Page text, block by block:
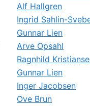
Alf Hallgren
Ingrid Sahlin-
Gunnar Lien
Arve Opsahl
Ragnhild
Gunnar Lien
Inger Jacobsen
Ove Brun